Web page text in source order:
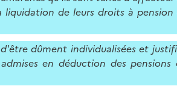
liquidation de leurs droits à
dûment individualisées et
en déduction des